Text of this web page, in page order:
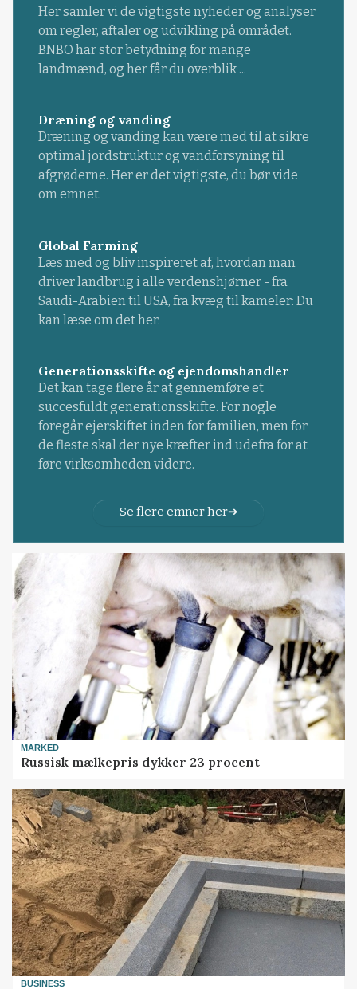
Her samler vi de vigtigste nyheder og analyser
om regler, aftaler og udvikling på området.
BNBO har stor betydning for mange
landmænd, og her får du overblik ...
Dræning og vanding
Dræning og vanding kan være med til at sikre
optimal jordstruktur og vandforsyning til
afgrøderne. Her er det vigtigste, du bør vide
om emnet.
Global Farming
Læs med og bliv inspireret af, hvordan man
driver landbrug i alle verdenshjørner - fra
Saudi-Arabien til USA, fra kvæg til kameler: Du
kan læse om det her.
Generationsskifte og ejendomshandler
Det kan tage flere år at gennemføre et
succesfuldt generationsskifte. For nogle
foregår ejerskiftet inden for familien, men for
de fleste skal der nye kræfter ind udefra for at
føre virksomheden videre.
Se flere emner her
MARKED
Russisk mælkepris dykker 23 procent
BUSINESS